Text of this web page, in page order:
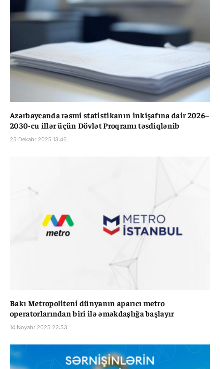
Azərbaycanda rəsmi statistikanın inkişafına dair 2026–
2030-cu illər üçün Dövlət Proqramı təsdiqlənib
25 Dekabr 2025 13:46
Bakı Metropoliteni dünyanın aparıcı metro
operatorlarından biri ilə əməkdaşlığa başlayır
14 Noyabr 2025 22:53